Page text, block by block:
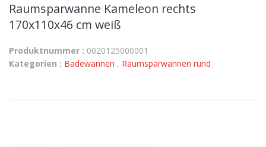
Raumsparwanne Kameleon rechts
170x110x46 cm weiß
Produktnummer : 0020125000001
Kategorien : Badewannen , Raumsparwannen rund